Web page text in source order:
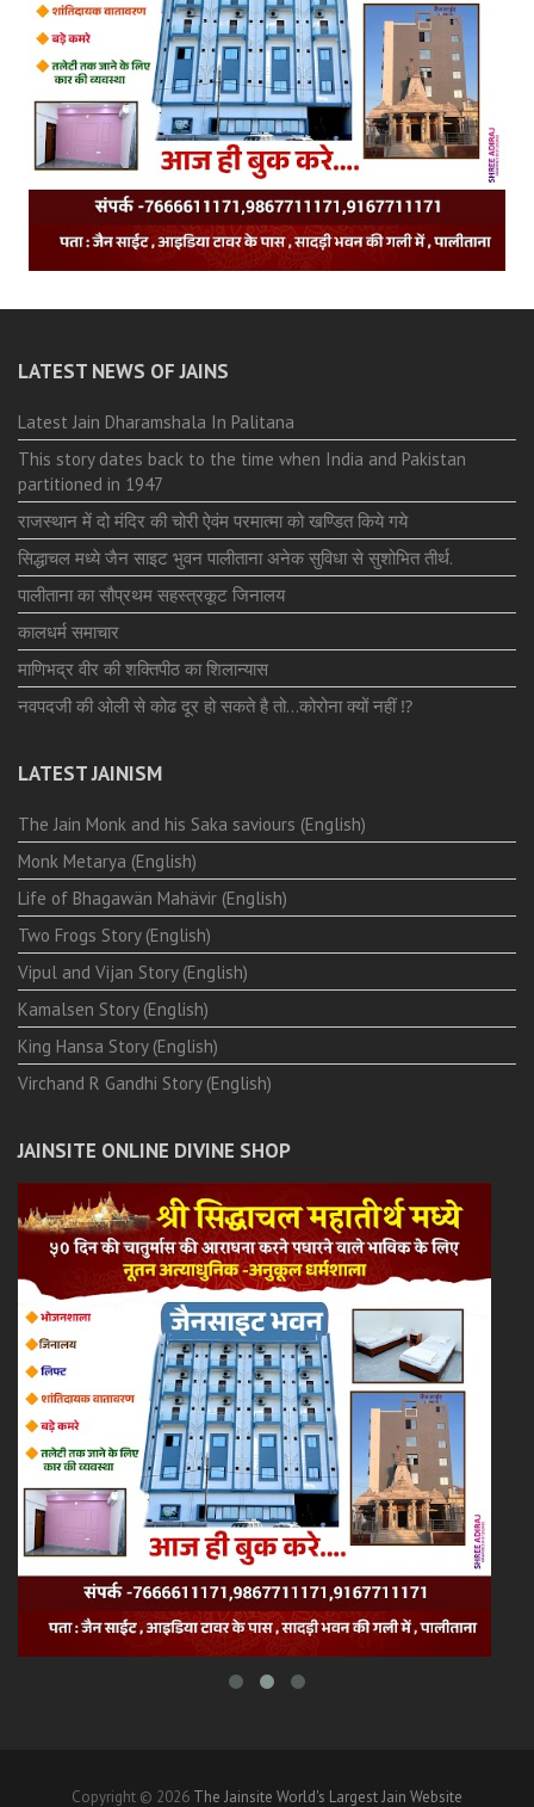
LATEST NEWS OF JAINS
Latest Jain Dharamshala In Palitana
This story dates back to the time when India and Pakistan
partitioned in 1947
राजस्थान में दो मंदिर की चोरी ऐवंम परमात्मा को खण्डित किये गये
सिद्धाचल मध्ये जैन साइट भुवन पालीताना अनेक सुविधा से सुशोभित तीर्थ.
पालीताना का सौप्रथम सहस्त्रकूट जिनालय
कालधर्म समाचार
माणिभद्र वीर की शक्तिपीठ का शिलान्यास
नवपदजी की ओली से कोढ दूर हो सकते है तो…कोरोना क्यों नहीं ⁉️
LATEST JAINISM
The Jain Monk and his Saka saviours (English)
Monk Metarya (English)
Life of Bhagawän Mahävir (English)
Two Frogs Story (English)
Vipul and Vijan Story (English)
Kamalsen Story (English)
King Hansa Story (English)
Virchand R Gandhi Story (English)
JAINSITE ONLINE DIVINE SHOP
Copyright © 2026 The Jainsite World's Largest Jain Website